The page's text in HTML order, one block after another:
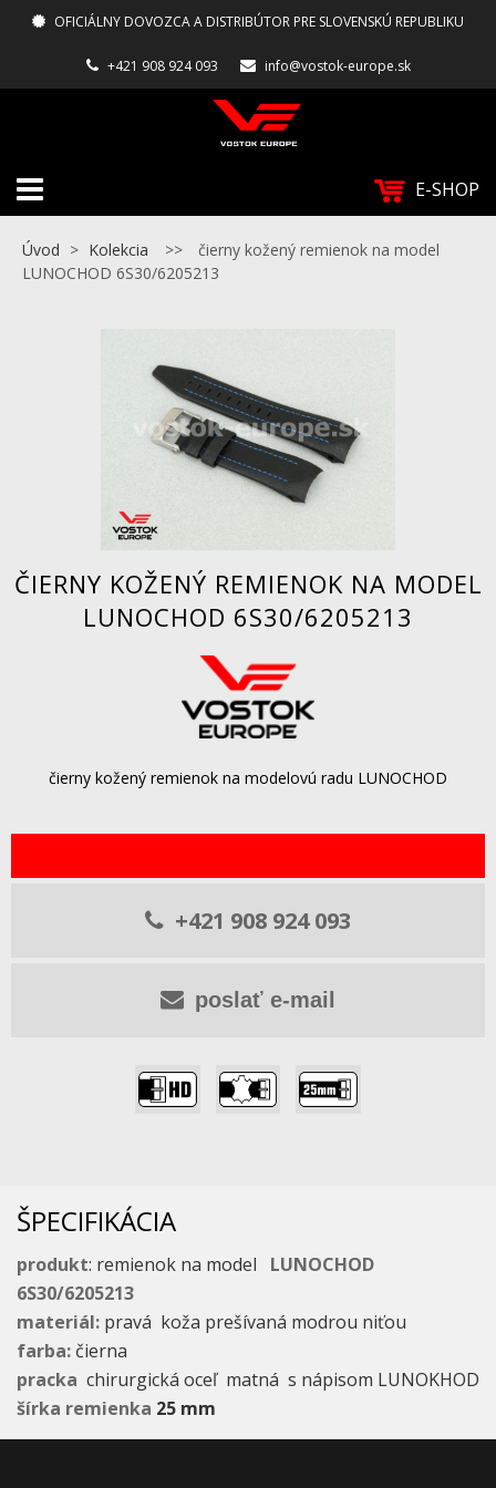
OFICIÁLNY DOVOZCA A DISTRIBÚTOR PRE SLOVENSKÚ REPUBLIKU
+421 908 924 093 info@vostok-europe.sk
E-SHOP
Úvod > Kolekcia >>
čierny kožený remienok na model
LUNOCHOD 6S30/6205213
ČIERNY KOŽENÝ REMIENOK NA MODEL
LUNOCHOD 6S30/6205213
čierny kožený remienok na modelovú radu LUNOCHOD
+421 908 924 093
poslať e-mail
ŠPECIFIKÁCIA
produkt: remienok na model
LUNOCHOD
6S30/6205213
materiál: pravá koža prešívaná modrou niťou
farba: čierna
pracka chirurgická oceľ matná s nápisom LUNOKHOD
šírka remienka 25 mm